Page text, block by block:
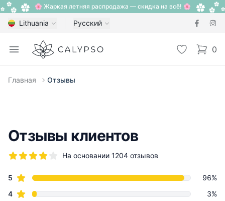
🌸 Жаркая летняя распродажа — скидка на всё! 🌸
Lithuania Русский
Open menu
Calypso Избранное
0
items
Главная Отзывы
Отзывы клиентов
На основании 1204 отзывов
Review data
5 star reviews
96%
4star reviews
3%